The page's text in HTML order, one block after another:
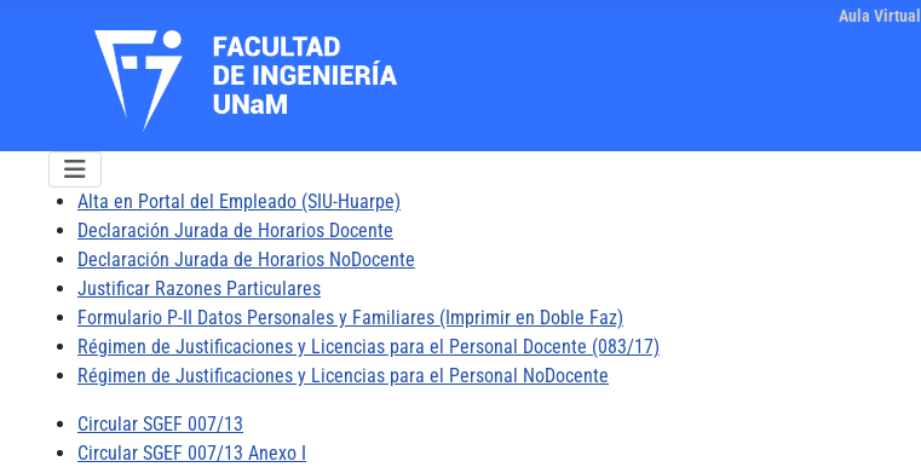
Aula Virtual
Alta en Portal del Empleado (SIU-Huarpe)
Declaración Jurada de Horarios Docente
Declaración Jurada de Horarios NoDocente
Justificar Razones Particulares
Formulario P-II Datos Personales y Familiares (Imprimir en Doble Faz)
Régimen de Justificaciones y Licencias para el Personal Docente (083/17)
Régimen de Justificaciones y Licencias para el Personal NoDocente
Circular SGEF 007/13
Circular SGEF 007/13 Anexo I